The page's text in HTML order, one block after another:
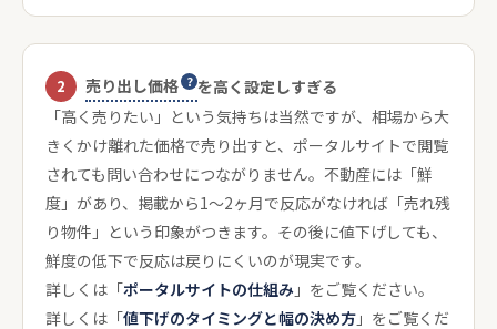
2 売り出し価格
を高く設定しすぎる
「高く売りたい」という気持ちは当然ですが、相場から大
きくかけ離れた価格で売り出すと、ポータルサイトで閲覧
されても問い合わせにつながりません。不動産には「鮮
度」があり、掲載から1〜2ヶ月で反応がなければ「売れ残
り物件」という印象がつきます。その後に値下げしても、
鮮度の低下で反応は戻りにくいのが現実です。
詳しくは「ポータルサイトの仕組み 」をご覧ください。
詳しくは「値下げのタイミングと幅の決め方 」をご覧くだ